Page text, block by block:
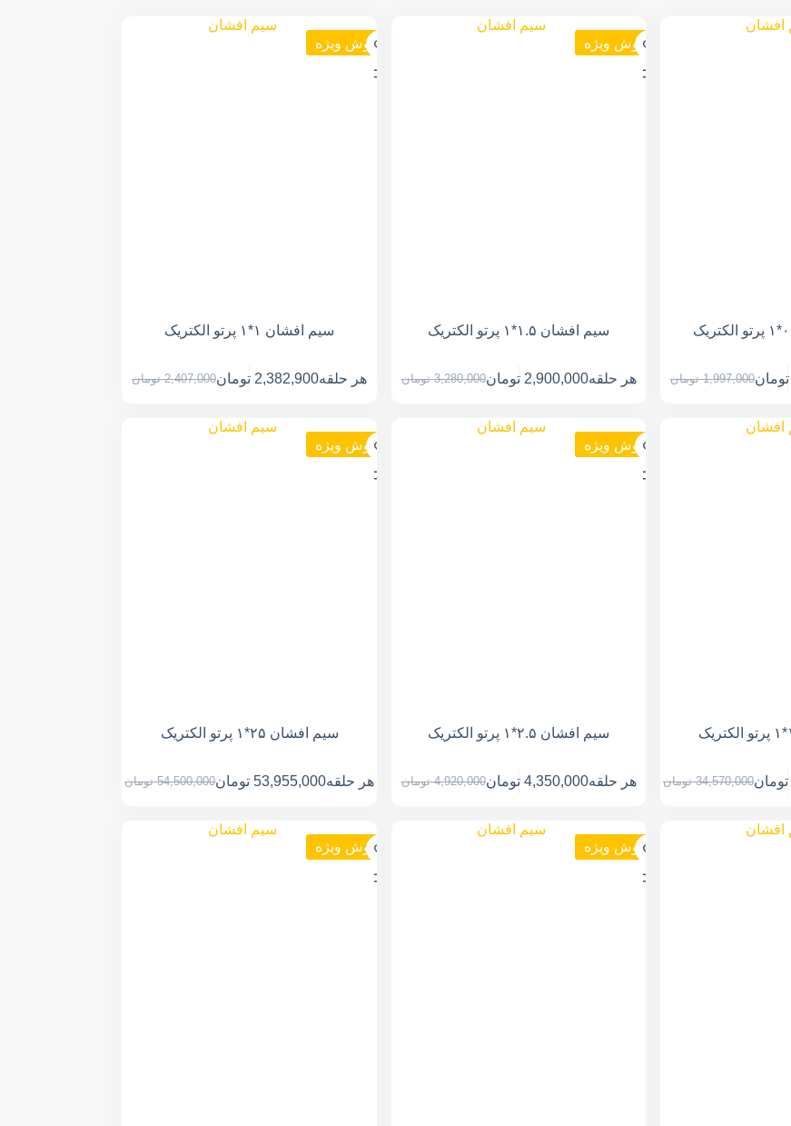
1,997,000 تومان تومان
فروش ویژه
سیم افشان ۱.۵*۱ پرتو الکتریک
هر حلقه 3,280,000 تومان 2,900,000 تومان
فروش ویژه
سیم افشان ۱*۱ پرتو الکتریک
هر حلقه 2,407,000 تومان 2,382,900 تومان
34,570,000 تومان تومان
فروش ویژه
سیم افشان ۲.۵*۱ پرتو الکتریک
هر حلقه 4,920,000 تومان 4,350,000 تومان
فروش ویژه
سیم افشان ۲۵*۱ پرتو الکتریک
هر حلقه 54,500,000 تومان 53,955,000 تومان
فروش ویژه فروش ویژه